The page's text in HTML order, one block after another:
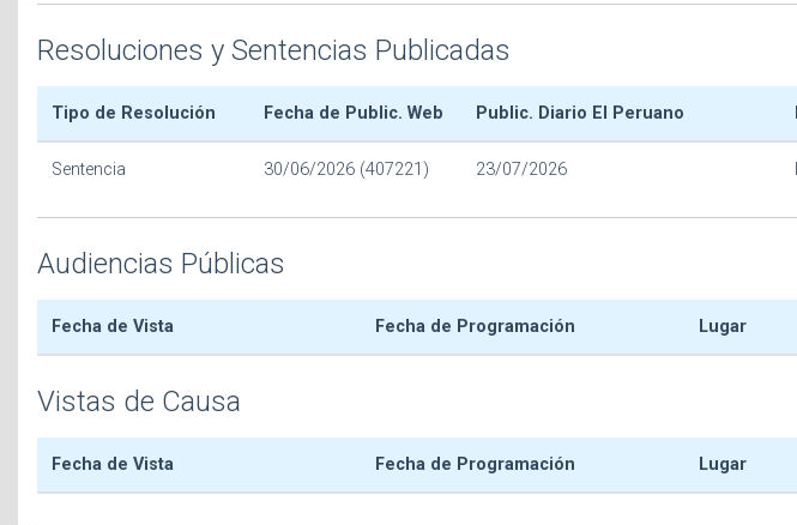
Resoluciones y Sentencias Publicadas
Tipo de Resolución Fecha de Public. Web Public. Diario El Peruano
Sentencia 30/06/2026 (407221) 23/07/2026
Audiencias Públicas
Fecha de Vista Fecha de Programación Lugar
Vistas de Causa
Fecha de Vista Fecha de Programación Lugar